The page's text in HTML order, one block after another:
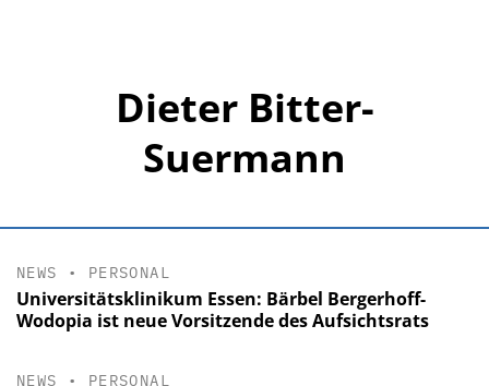
Dieter Bitter-
Suermann
NEWS • PERSONAL
Universitätsklinikum Essen: Bärbel Bergerhoff-
Wodopia ist neue Vorsitzende des Aufsichtsrats
NEWS • PERSONAL